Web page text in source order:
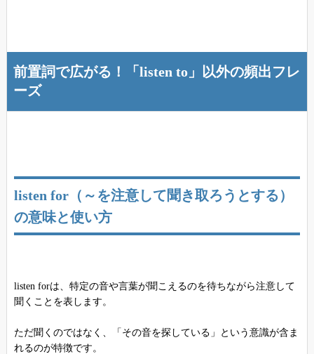
前置詞で広がる！「listen to」以外の頻出フレ
ーズ
listen for（～を注意して聞き取ろうとする）
の意味と使い方
listen forは、特定の音や言葉が聞こえるのを待ちながら注意して
聞くことを表します。
ただ聞くのではなく、「その音を探している」という意識が含ま
れるのが特徴です。